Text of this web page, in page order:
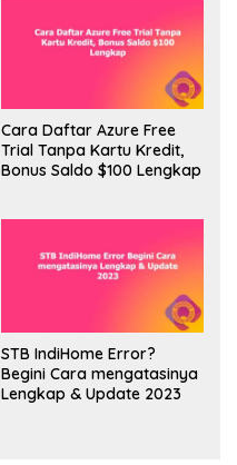
Cara Daftar Azure Free
Trial Tanpa Kartu Kredit,
Bonus Saldo $100 Lengkap
STB IndiHome Error?
Begini Cara mengatasinya
Lengkap & Update 2023